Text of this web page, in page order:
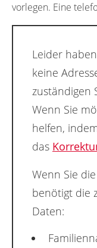
vorlegen. Eine
Leider
keine
zuständigen
Wenn Sie
helfen,
das
Wenn Sie
benötigt die
Daten: